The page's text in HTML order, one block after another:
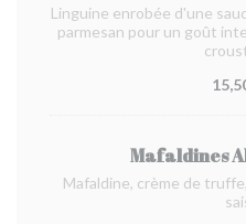
Linguine enrobée d'une
parmesan pour un goût
Mafaldines
Mafaldine, crème de